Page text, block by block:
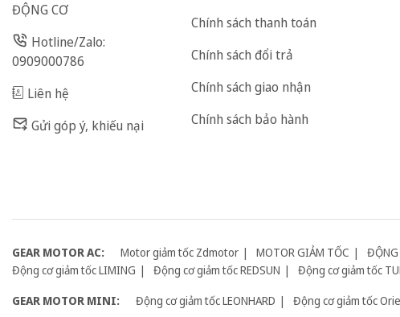
ĐỘNG CƠ
Hotline/Zalo:
0909000786
Liên hệ
Gửi góp ý, khiếu nại
Chính sách thanh toán
Chính sách đổi trả
Chính sách giao nhận
Chính sách bảo hành
GEAR MOTOR AC: Motor giảm tốc Zdmotor MOTOR GIẢM TỐC ĐỘNG
Động cơ giảm tốc LIMING
Động cơ giảm tốc REDSUN
Động cơ giảm tốc
GEAR MOTOR MINI:
Động cơ giảm tốc LEONHARD Động cơ giảm tốc